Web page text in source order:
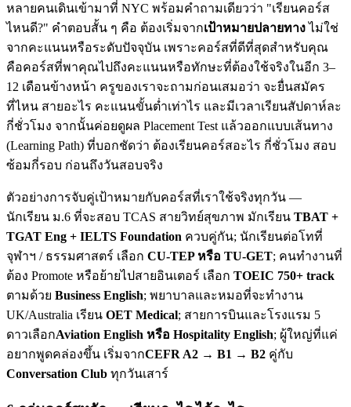
หลายคนเดินเข้ามาที่ NYC พร้อมคำถามเดียวว่า "เรียนคอร์ส
ไหนดี?" คำตอบสั้น ๆ คือ ต้องเริ่มจากเป้าหมายปลายทางไม่ใช่
จากคะแนนหรือระดับปัจจุบัน เพราะคอร์สที่ดีที่สุดสำหรับคุณ
คือคอร์สที่พาคุณไปถึงคะแนนหรือทักษะที่ต้องใช้จริงในอีก 3–
12 เดือนข้างหน้า ครูของเราจะถามก่อนเสมอว่า จะยื่นสมัคร
ที่ไหน สายอะไร คะแนนขั้นต่ำเท่าไร และมีเวลาเรียนสัปดาห์ละ
กี่ชั่วโมง จากนั้นค่อยดูผล Placement Test แล้วออกแบบเส้นทาง
(Learning Path) ที่บอกชัดว่า ต้องเรียนคอร์สอะไร กี่ชั่วโมง สอบ
ซ้อมกี่รอบ ก่อนถึงวันสอบจริง
ตัวอย่างการจับคู่เป้าหมายกับคอร์สที่เราใช้จริงทุกวัน —
นักเรียน ม.6 ที่จะสอบ TCAS สายวิทย์สุขภาพ มักเรียน TBAT +
TGAT Eng + IELTS Foundation ควบคู่กัน; นักเรียนต่อโทที่
จุฬาฯ / ธรรมศาสตร์ เลือก CU-TEP หรือ TU-GET; คนทำงานที่
ต้อง Promote หรือย้ายไปสายอินเตอร์ เลือก TOEIC 750+ track
ตามด้วย Business English; พยาบาลและหมอที่จะทำงาน
UK/Australia เรียน OET Medical; สายการบินและโรงแรม 5
ดาวเลือกAviation English หรือ Hospitality English; ผู้ใหญ่ที่แค่
อยากพูดคล่องขึ้น เริ่มจากCEFR A2 → B1 → B2 คู่กับ
Conversation Club ทุกวันเสาร์